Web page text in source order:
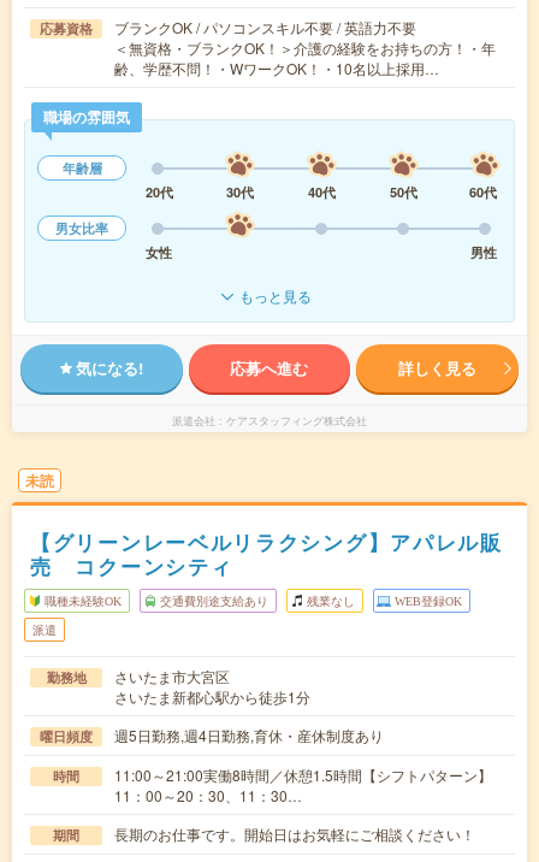
応募資格
ブランクOK / パソコンスキル不要 / 英語力不要
＜無資格・ブランクOK！＞介護の経験をお持ちの方！・年
齢、学歴不問！・WワークOK！・10名以上採用…
職場の雰囲気
年齢層
20代
30代 40代 50代
60代
男女比率
女性
男性
もっと見る
気になる! 応募へ進む 詳しく見る
派遣会社 ケアスタッフィング株式会社
未読
【グリーンレーベルリラクシング】アパレル販
売 コクーンシティ
職種未経験OK 交通費別途支給あり 残業なし WEB登録OK
派遣
勤務地
さいたま市大宮区
さいたま新都心駅から徒歩1分
曜日頻度 週5日勤務,週4日勤務,育休・産休制度あり
時間
11:00～21:00実働8時間／休憩1.5時間【シフトパターン】
11：00～20：30、11：30…
期間 長期のお仕事です。開始日はお気軽にご相談ください！